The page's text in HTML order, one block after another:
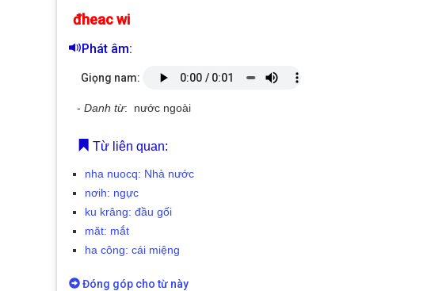
đheac wi
Phát âm:
Giọng nam:
- Danh từ: nước ngoài
Từ liên quan:
nha nuocq: Nhà nước
nơih: ngực
ku krâng: đầu gối
măt: mắt
ha công: cái miệng
Đóng góp cho từ này